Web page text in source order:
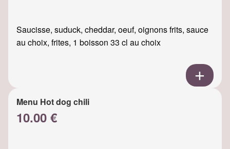
Saucisse, suduck, cheddar, oeuf, oignons frits, sauce
au choix, frites, 1 boisson 33 cl au choix
Menu Hot dog chili
10.00 €